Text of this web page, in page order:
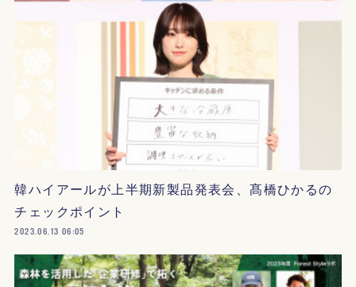
韓ハイアールが上半期新製品発表会、髙橋ひかるの
チェックポイント
2023.06.13 06:05